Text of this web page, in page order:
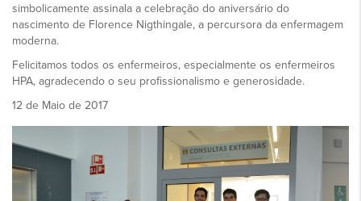
simbolicamente assinala a celebração do aniversário do
nascimento de Florence Nigthingale, a percursora da enfermagem
moderna.
Felicitamos todos os enfermeiros, especialmente os enfermeiros
HPA, agradecendo o seu profissionalismo e generosidade.
12 de Maio de 2017